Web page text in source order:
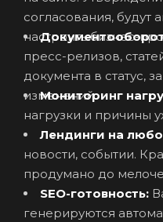
согласования,
настроить бизнес-
пресс-релизов,
документа в статус,
изменений.
Мониторинг
нагрузки и причины
Лендинги на
новости, событии.
продумано до
SEO-готовность:
генерируются